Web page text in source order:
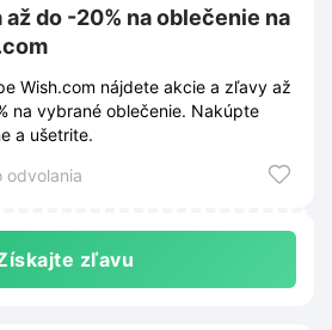
až do -20% na oblečenie na
Wish.com nájdete akcie a zľavy až
na vybrané oblečenie. Nakúpte
a ušetrite.
odvolania
zľavu